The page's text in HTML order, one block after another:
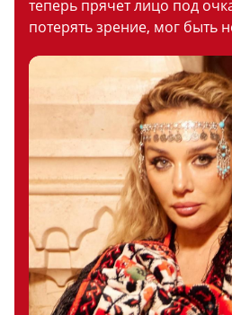
теперь прячет лицо под
потерять зрение, мог быть